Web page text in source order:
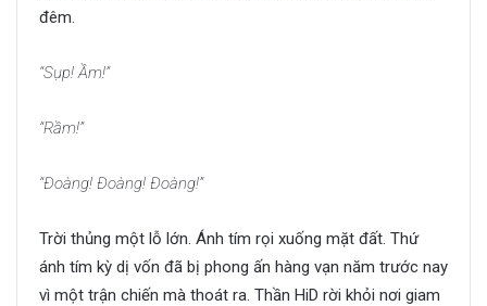
đêm.
“Sụp! Ầm!”
“Rầm!”
“Đoàng! Đoàng! Đoàng!”
Trời thủng một lỗ lớn. Ánh tím rọi xuống mặt đất. Thứ
ánh tím kỳ dị vốn đã bị phong ấn hàng vạn năm trước nay
vì một trận chiến mà thoát ra. Thần HiD rời khỏi nơi giam